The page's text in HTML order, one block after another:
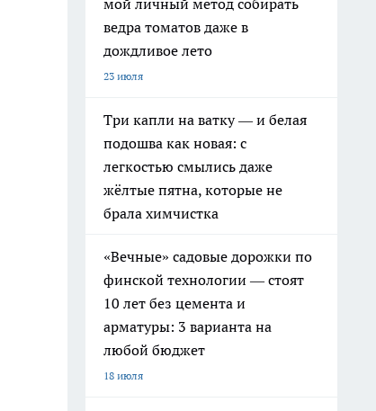
мой личный метод собирать
ведра томатов даже в
дождливое лето
23 июля
Три капли на ватку — и белая
подошва как новая: с
легкостью смылись даже
жёлтые пятна, которые не
брала химчистка
«Вечные» садовые дорожки по
финской технологии — стоят
10 лет без цемента и
арматуры: 3 варианта на
любой бюджет
18 июля